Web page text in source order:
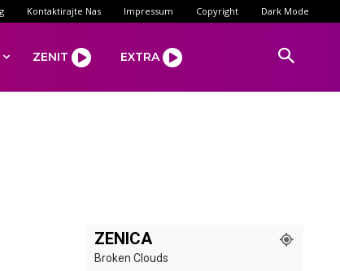
Kontaktirajte Nas Impressum Copyright Dark Mode
ZENIT EXTRA
ZENICA
Broken Clouds